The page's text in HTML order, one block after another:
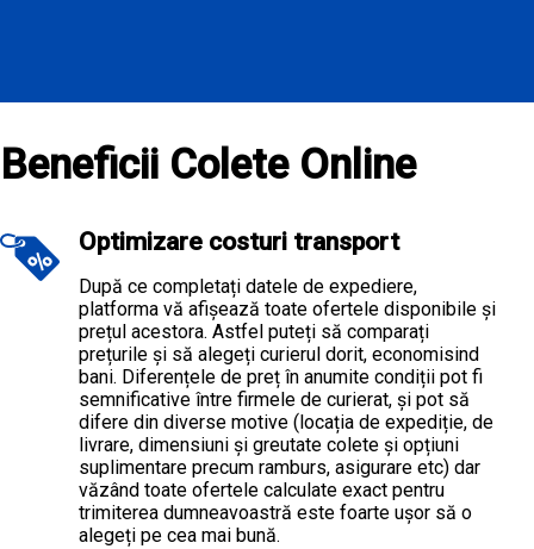
Beneficii Colete Online
Optimizare costuri transport
După ce completați datele de expediere,
platforma vă afișează toate ofertele disponibile și
prețul acestora. Astfel puteți să comparați
prețurile și să alegeți curierul dorit, economisind
bani. Diferențele de preț în anumite condiții pot fi
semnificative între firmele de curierat, și pot să
difere din diverse motive (locația de expediție, de
livrare, dimensiuni și greutate colete și opțiuni
suplimentare precum ramburs, asigurare etc) dar
văzând toate ofertele calculate exact pentru
trimiterea dumneavoastră este foarte ușor să o
alegeți pe cea mai bună.